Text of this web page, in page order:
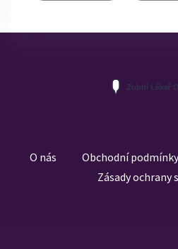
O nás Obchodní podmínky
Zásady ochrany